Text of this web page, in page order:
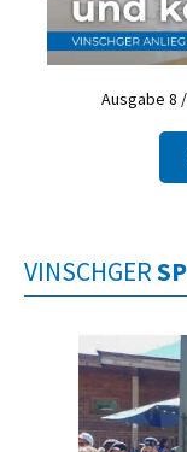
Ausgabe 8
VINSCHGER